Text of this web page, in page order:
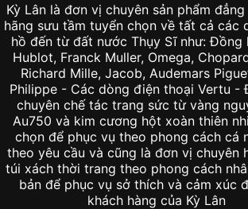
Kỳ Lân là đơn vị chuyên sản phẩm
hãng sưu tầm tuyển chọn về tất cả các
hồ đến từ đất nước Thụy Sĩ như: Đồng
Hublot, Franck Muller, Omega,
Richard Mille, Jacob, Audemars
Philippe - Các dòng điện thoại Vertu -
chuyên chế tác trang sức từ vàng
Au750 và kim cương hột xoàn thiên
chọn để phục vụ theo phong cách cá
theo yêu cầu và cũng là đơn vị chuyên
túi xách thời trang theo phong cách
bản để phục vụ sở thích và cảm xúc
khách hàng của Kỳ Lân